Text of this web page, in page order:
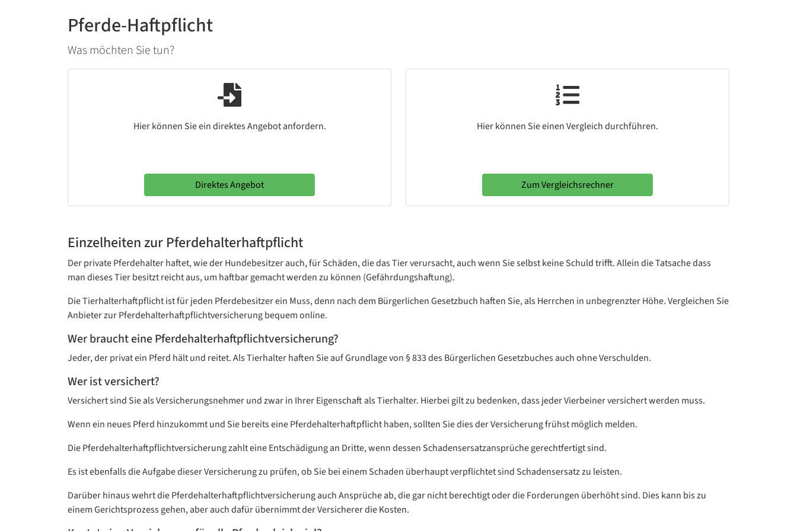
Pferde-Haftpflicht
Was möchten Sie tun?
Hier können Sie ein direktes Angebot anfordern.
Direktes Angebot
Hier können Sie einen Vergleich durchführen.
Zum Vergleichsrechner
Einzelheiten zur Pferdehalterhaftpflicht
Der private Pferdehalter haftet, wie der Hundebesitzer auch, für Schäden, die das Tier verursacht, auch wenn Sie selbst keine Schuld trifft. Allein die Tatsache dass
man dieses Tier besitzt reicht aus, um haftbar gemacht werden zu können (Gefährdungshaftung).
Die Tierhalterhaftpflicht ist für jeden Pferdebesitzer ein Muss, denn nach dem Bürgerlichen Gesetzbuch haften Sie, als Herrchen in unbegrenzter Höhe. Vergleichen Sie
Anbieter zur Pferdehalterhaftpflichtversicherung bequem online.
Wer braucht eine Pferdehalterhaftpflichtversicherung?
Jeder, der privat ein Pferd hält und reitet. Als Tierhalter haften Sie auf Grundlage von § 833 des Bürgerlichen Gesetzbuches auch ohne Verschulden.
Wer ist versichert?
Versichert sind Sie als Versicherungsnehmer und zwar in Ihrer Eigenschaft als Tierhalter. Hierbei gilt zu bedenken, dass jeder Vierbeiner versichert werden muss.
Wenn ein neues Pferd hinzukommt und Sie bereits eine Pferdehalterhaftpflicht haben, sollten Sie dies der Versicherung frühst möglich melden.
Die Pferdehalterhaftpflichtversicherung zahlt eine Entschädigung an Dritte, wenn dessen Schadensersatzansprüche gerechtfertigt sind.
Es ist ebenfalls die Aufgabe dieser Versicherung zu prüfen, ob Sie bei einem Schaden überhaupt verpflichtet sind Schadensersatz zu leisten.
Darüber hinaus wehrt die Pferdehalterhaftpflichtversicherung auch Ansprüche ab, die gar nicht berechtigt oder die Forderungen überhöht sind. Dies kann bis zu
einem Gerichtsprozess gehen, aber auch dafür übernimmt der Versicherer die Kosten.